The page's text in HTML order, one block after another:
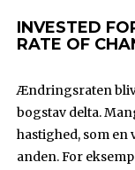
INVESTED
RATE OF
Ændringsraten
bogstav delta.
hastighed, som
anden. For